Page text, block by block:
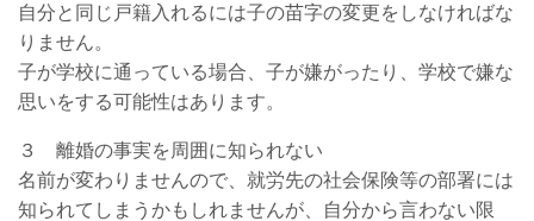
自分と同じ戸籍入れるには子の苗字の変更をしなければな
りません。
子が学校に通っている場合、子が嫌がったり、学校で嫌な
思いをする可能性はあります。
３ 離婚の事実を周囲に知られない
名前が変わりませんので、就労先の社会保険等の部署には
知られてしまうかもしれませんが、自分から言わない限